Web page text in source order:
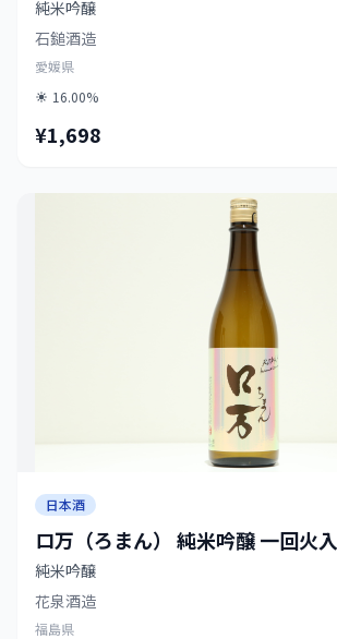
純米吟醸
石鎚酒造
愛媛県
16.00%
¥1,698
日本酒
ロ万（ろまん） 純米吟醸 一回火入
純米吟醸
花泉酒造
福島県